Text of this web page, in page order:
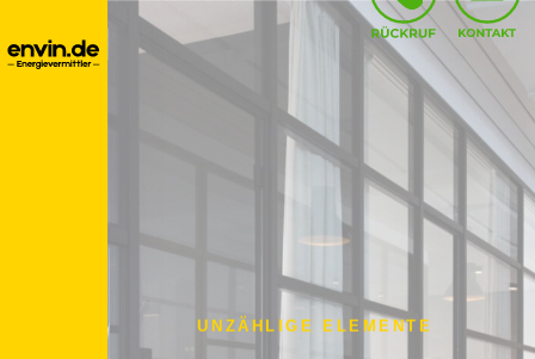
UNZÄHLIGE ELEMENTE